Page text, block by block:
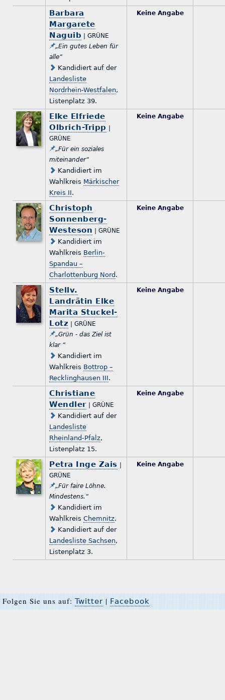
Barbara
Margarete
Naguib | GRÜNE
„Ein gutes Leben für
alle“
Kandidiert auf der
Landesliste
Nordrhein-Westfalen,
Listenplatz 39.
Keine Angabe
Elke Elfriede
Olbrich-Tripp
GRÜNE
„Für ein soziales
miteinander“
Kandidiert im
Wahlkreis Märkischer
Kreis II.
Keine Angabe
Christoph
Sonnenberg-
Westeson | GRÜNE
Kandidiert im
Wahlkreis Berlin-
Spandau –
Charlottenburg Nord .
Keine Angabe
Stellv.
Landrätin Elke
Marita Stuckel-
Lotz | GRÜNE
„Grün - das Ziel ist
klar “
Kandidiert im
Wahlkreis Bottrop –
Recklinghausen III.
Keine Angabe
Christiane
Wendler| GRÜNE
Kandidiert auf der
Landesliste
Rheinland-Pfalz,
Listenplatz 15.
Keine Angabe
Petra Inge Zais
GRÜNE
„Für faire Löhne.
Mindestens.“
Kandidiert im
WahlkreisChemnitz.
Kandidiert auf der
Landesliste Sachsen,
Listenplatz 3.
Keine Angabe
Folgen Sie uns auf: Twitter | Facebook